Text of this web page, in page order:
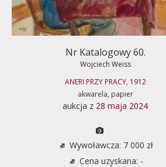
Nr Katalogowy 60.
Wojciech Weiss
ANERI PRZY PRACY, 1912
akwarela, papier
aukcja z 28 maja 2024
Wywoławcza: 7 000 zł
Cena uzyskana: -